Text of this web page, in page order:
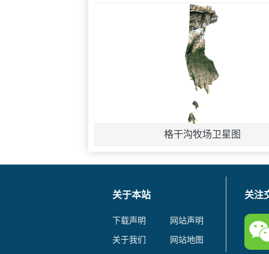
格干沟牧场卫星图
关于本站
下载声明
网站声明
关于我们
网站地图
关注